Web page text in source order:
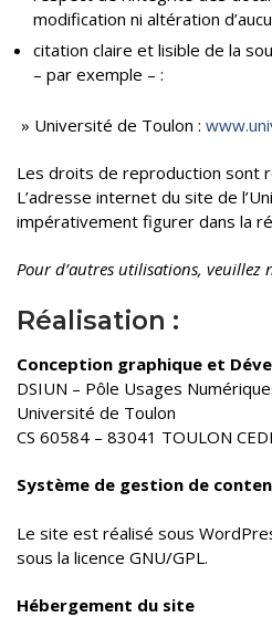
modification ni altération
citation claire et lisible de la
– par exemple – :
» Université de Toulon :
Les droits de reproduction sont
L’adresse internet du site de
impérativement figurer dans la
Pour d’autres utilisations, veuillez
Réalisation :
Conception graphique et
DSIUN – Pôle Usages
Université de Toulon
CS 60584 – 83041 TOULON
Système de gestion de
Le site est réalisé sous
sous la licence GNU/GPL.
Hébergement du site